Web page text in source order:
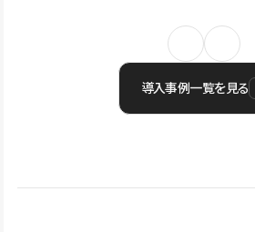
導入事例一覧を見る